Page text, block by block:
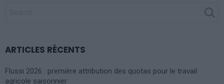
ARTICLES RÉCENTS
Flussi 2026 : première attribution des quotas pour le travail
agricole saisonnier